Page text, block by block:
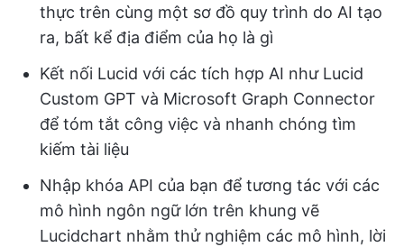
thực trên cùng một sơ đồ quy trình do AI tạo
ra, bất kể địa điểm của họ là gì
Kết nối Lucid với các tích hợp AI như Lucid
Custom GPT và Microsoft Graph Connector
để tóm tắt công việc và nhanh chóng tìm
kiếm tài liệu
Nhập khóa API của bạn để tương tác với các
mô hình ngôn ngữ lớn trên khung vẽ
Lucidchart nhằm thử nghiệm các mô hình, lời